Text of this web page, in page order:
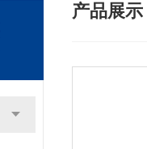
产品展示